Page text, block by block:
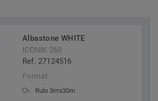
Albastone WHITE
ICONIK 260
Ref. 27124516
Format
Rulo 3mx30m